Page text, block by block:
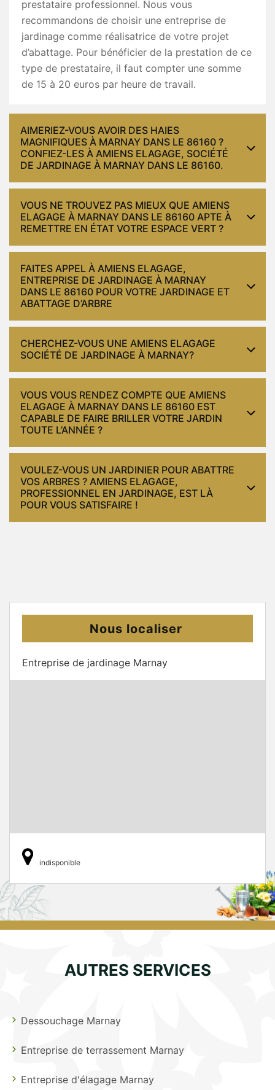
prestataire professionnel. Nous vous
recommandons de choisir une entreprise de
jardinage comme réalisatrice de votre projet
d’abattage. Pour bénéficier de la prestation de ce
type de prestataire, il faut compter une somme
de 15 à 20 euros par heure de travail.
AIMERIEZ-VOUS AVOIR DES HAIES
MAGNIFIQUES À MARNAY DANS LE 86160 ?
CONFIEZ-LES À AMIENS ELAGAGE, SOCIÉTÉ
DE JARDINAGE À MARNAY DANS LE 86160.
VOUS NE TROUVEZ PAS MIEUX QUE AMIENS
ELAGAGE À MARNAY DANS LE 86160 APTE À
REMETTRE EN ÉTAT VOTRE ESPACE VERT ?
FAITES APPEL À AMIENS ELAGAGE,
ENTREPRISE DE JARDINAGE À MARNAY
DANS LE 86160 POUR VOTRE JARDINAGE ET
ABATTAGE D’ARBRE
CHERCHEZ-VOUS UNE AMIENS ELAGAGE
SOCIÉTÉ DE JARDINAGE À MARNAY?
VOUS VOUS RENDEZ COMPTE QUE AMIENS
ELAGAGE À MARNAY DANS LE 86160 EST
CAPABLE DE FAIRE BRILLER VOTRE JARDIN
TOUTE L’ANNÉE ?
VOULEZ-VOUS UN JARDINIER POUR ABATTRE
VOS ARBRES ? AMIENS ELAGAGE,
PROFESSIONNEL EN JARDINAGE, EST LÀ
POUR VOUS SATISFAIRE !
Nous localiser
Entreprise de jardinage Marnay
indisponible
AUTRES SERVICES
Dessouchage Marnay
Entreprise de terrassement Marnay
Entreprise d'élagage Marnay